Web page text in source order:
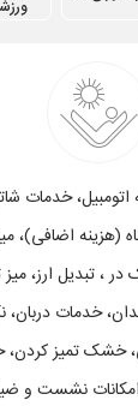
اتومبیل، خدمات
، تبدیل ارز، میز
خدمات دربان،
خشک تمیز کردن،
نشست و